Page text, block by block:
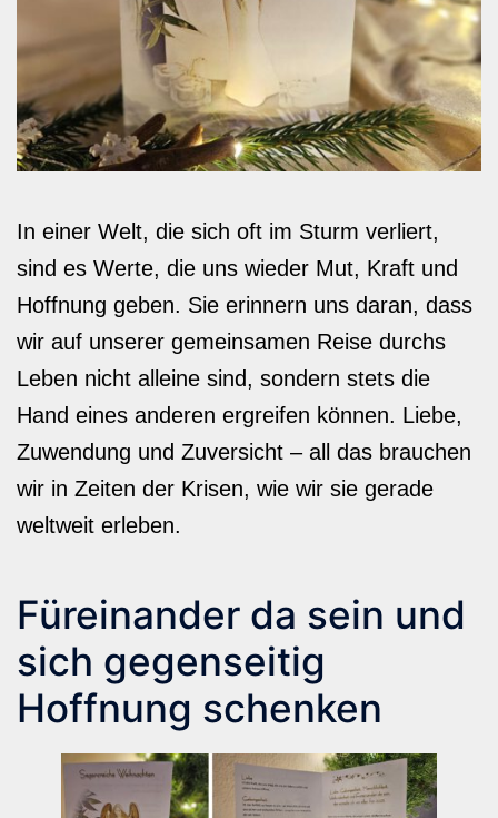
In einer Welt, die sich oft im Sturm verliert,
sind es Werte, die uns wieder Mut, Kraft und
Hoffnung geben. Sie erinnern uns daran, dass
wir auf unserer gemeinsamen Reise durchs
Leben nicht alleine sind, sondern stets die
Hand eines anderen ergreifen können. Liebe,
Zuwendung und Zuversicht – all das brauchen
wir in Zeiten der Krisen, wie wir sie gerade
weltweit erleben.
Füreinander da sein und
sich gegenseitig
Hoffnung schenken